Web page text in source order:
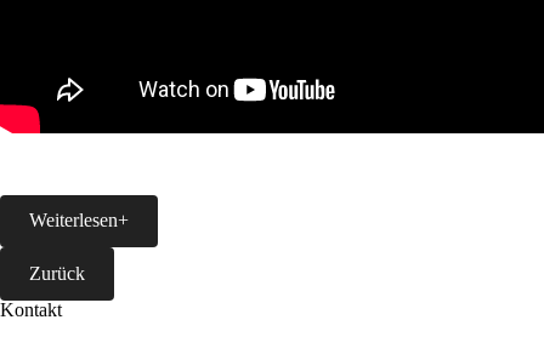
Weiterlesen+
Zurück
Kontakt